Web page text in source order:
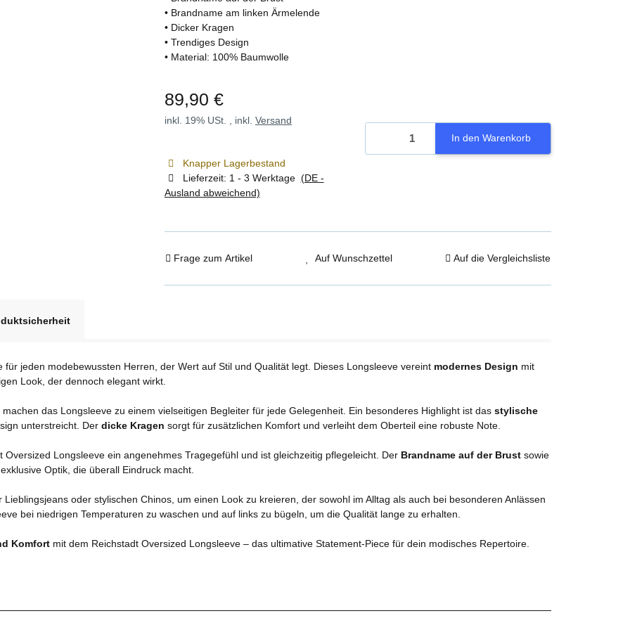
• Brandname am linken Ärmelende
• Dicker Kragen
• Trendiges Design
• Material: 100% Baumwolle
89,90 €
inkl. 19% USt. , inkl. Versand
Knapper Lagerbestand
Lieferzeit: 1 - 3 Werktage (DE -
Ausland abweichend)
In den Warenkorb
Frage zum Artikel Auf Wunschzettel Auf die Vergleichsliste
für jeden modebewussten Herren, der Wert auf Stil und Qualität legt. Dieses Longsleeve vereint modernes Design mit
Look, der dennoch elegant wirkt.
machen das Longsleeve zu einem vielseitigen Begleiter für jede Gelegenheit. Ein besonderes Highlight ist das stylische
unterstreicht. Der dicke Kragen sorgt für zusätzlichen Komfort und verleiht dem Oberteil eine robuste Note.
Oversized Longsleeve ein angenehmes Tragegefühl und ist gleichzeitig pflegeleicht. Der Brandname auf der Brust sowie
Optik, die überall Eindruck macht.
oder stylischen Chinos, um einen Look zu kreieren, der sowohl im Alltag als auch bei besonderen Anlässen
bei niedrigen Temperaturen zu waschen und auf links zu bügeln, um die Qualität lange zu erhalten.
Komfort mit dem Reichstadt Oversized Longsleeve – das ultimative Statement-Piece für dein modisches Repertoire.